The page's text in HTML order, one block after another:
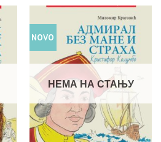
NOVO
НЕМА НА СТАЊУ